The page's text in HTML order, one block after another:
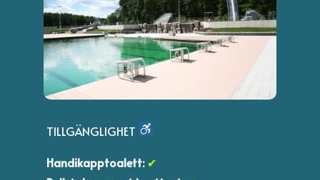
TILLGÄNGLIGHET
Handikapptoalett: ✔